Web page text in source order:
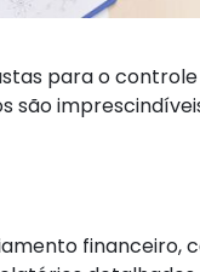
para o
são
financeiro,